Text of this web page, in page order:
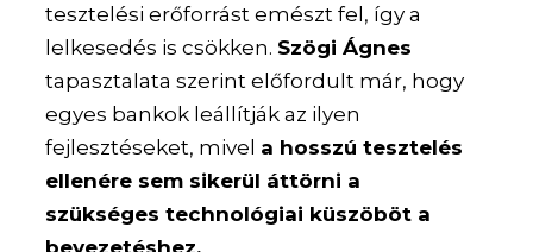
tesztelési erőforrást emészt fel, így a
lelkesedés is csökken. Szögi Ágnes
tapasztalata szerint előfordult már, hogy
egyes bankok leállítják az ilyen
fejlesztéseket, mivel a hosszú tesztelés
ellenére sem sikerül áttörni a
szükséges technológiai küszöböt a
bevezetéshez.